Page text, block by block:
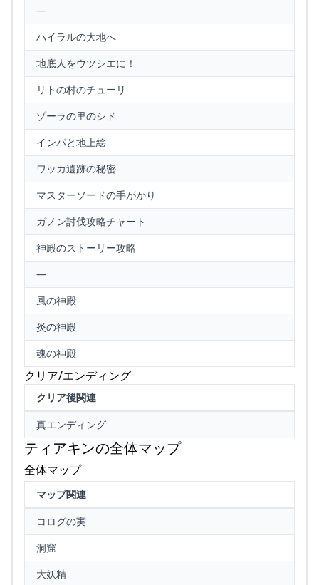
—
ハイラルの大地へ
地底人をウツシエに！
リトの村のチューリ
ゾーラの里のシド
インパと地上絵
ワッカ遺跡の秘密
マスターソードの手がかり
ガノン討伐攻略チャート
神殿のストーリー攻略
—
風の神殿
炎の神殿
魂の神殿
クリア/エンディング
クリア後関連
真エンディング
ティアキンの全体マップ
全体マップ
マップ関連
コログの実
洞窟
大妖精